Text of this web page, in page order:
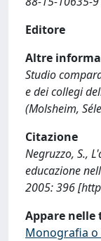
Editore
Altre
Studio
e dei collegi
(Molsheim,
Citazione
Negruzzo, S.,
educazione
2005: 396
Appare nelle
Monografia o